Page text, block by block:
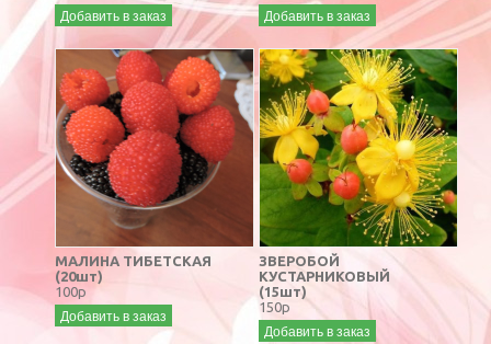
Добавить в заказ Добавить в заказ
МАЛИНА ТИБЕТСКАЯ
(20шт)
100р
Добавить в заказ
ЗВЕРОБОЙ
КУСТАРНИКОВЫЙ
(15шт)
150р
Добавить в заказ